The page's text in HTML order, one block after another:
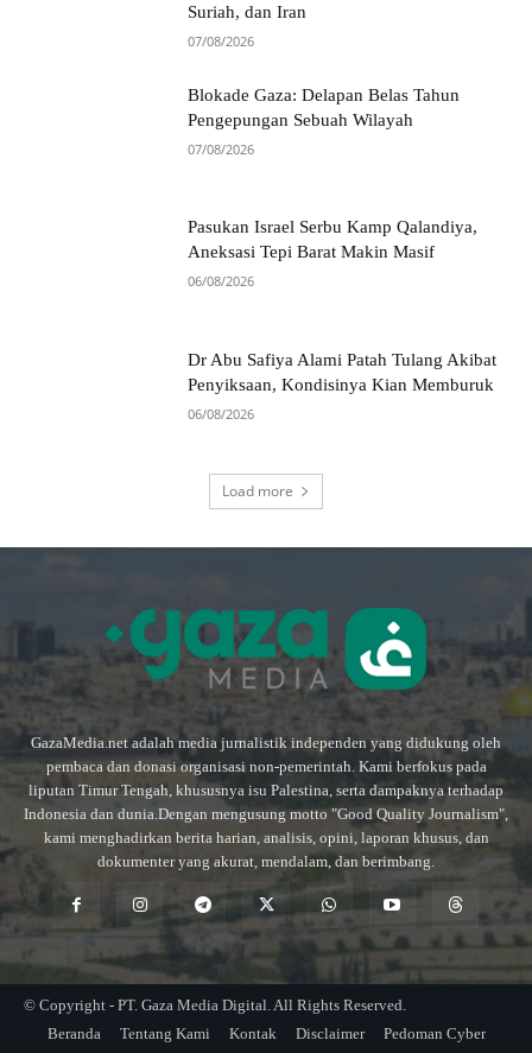
Suriah, dan Iran
07/08/2026
Blokade Gaza: Delapan Belas Tahun
Pengepungan Sebuah Wilayah
07/08/2026
Pasukan Israel Serbu Kamp Qalandiya,
Aneksasi Tepi Barat Makin Masif
06/08/2026
Dr Abu Safiya Alami Patah Tulang Akibat
Penyiksaan, Kondisinya Kian Memburuk
06/08/2026
Load more
GazaMedia.net adalah media jurnalistik independen yang didukung oleh
pembaca dan donasi organisasi non-pemerintah. Kami berfokus pada
liputan Timur Tengah, khususnya isu Palestina, serta dampaknya terhadap
Indonesia dan dunia.Dengan mengusung motto "Good Quality Journalism",
kami menghadirkan berita harian, analisis, opini, laporan khusus, dan
dokumenter yang akurat, mendalam, dan berimbang.
© Copyright - PT. Gaza Media Digital. All Rights Reserved.
Beranda
Tentang Kami Kontak Disclaimer Pedoman Cyber